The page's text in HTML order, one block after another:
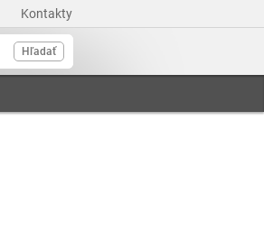
Kontakty
Hľadať